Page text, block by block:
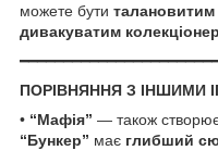
можете бути талановитим
дивакуватим
ПОРІВНЯННЯ З ІНШИМИ
• “Мафія” — також
“Бункер” має глибший